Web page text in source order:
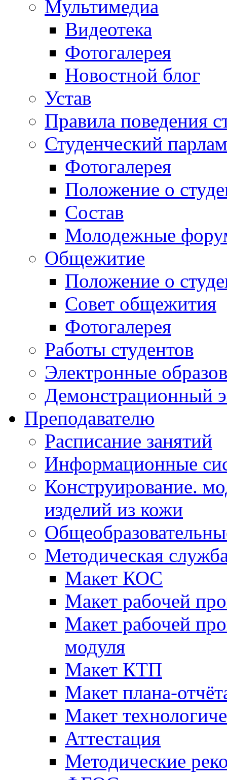
Мультимедиа
Видеотека
Фотогалерея
Новостной блог
Устав
Правила поведения
Студенческий
Фотогалерея
Положение о
Состав
Молодежные
Общежитие
Положение о
Совет общежития
Фотогалерея
Работы студентов
Электронные
Демонстрационный
Преподавателю
Расписание занятий
Информационные
Конструирование.
изделий из кожи
Методическая
Макет КОС
Макет рабочей
Макет рабочей
модуля
Макет КТП
Макет плана-
Макет
Аттестация
Методические